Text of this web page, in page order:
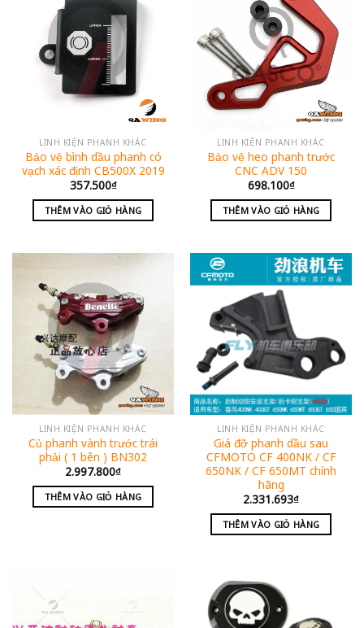
LINH KIỆN PHANH KHÁC
Bảo vệ bình dầu phanh có
vạch xác định CB500X 2019
357.500₫
THÊM VÀO GIỎ HÀNG
LINH KIỆN PHANH KHÁC
Bảo vệ heo phanh trước
CNC ADV 150
698.100₫
THÊM VÀO GIỎ HÀNG
LINH KIỆN PHANH KHÁC
Củ phanh vành trước trái
phải ( 1 bên ) BN302
2.997.800₫
THÊM VÀO GIỎ HÀNG
LINH KIỆN PHANH KHÁC
Giá đỡ phanh dầu sau
CFMOTO CF 400NK / CF
650NK / CF 650MT chính
hãng
2.331.693₫
THÊM VÀO GIỎ HÀNG